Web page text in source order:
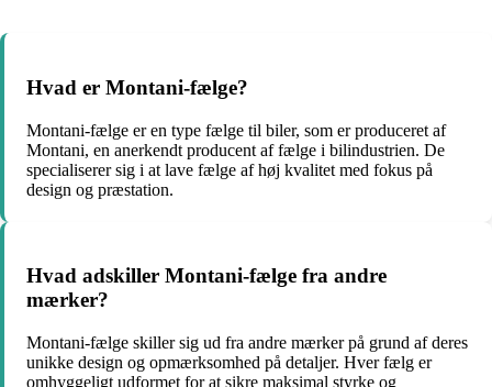
Hvad er Montani-fælge?
Montani-fælge er en type fælge til biler, som er produceret af
Montani, en anerkendt producent af fælge i bilindustrien. De
specialiserer sig i at lave fælge af høj kvalitet med fokus på
design og præstation.
Hvad adskiller Montani-fælge fra andre
mærker?
Montani-fælge skiller sig ud fra andre mærker på grund af deres
unikke design og opmærksomhed på detaljer. Hver fælg er
omhyggeligt udformet for at sikre maksimal styrke og